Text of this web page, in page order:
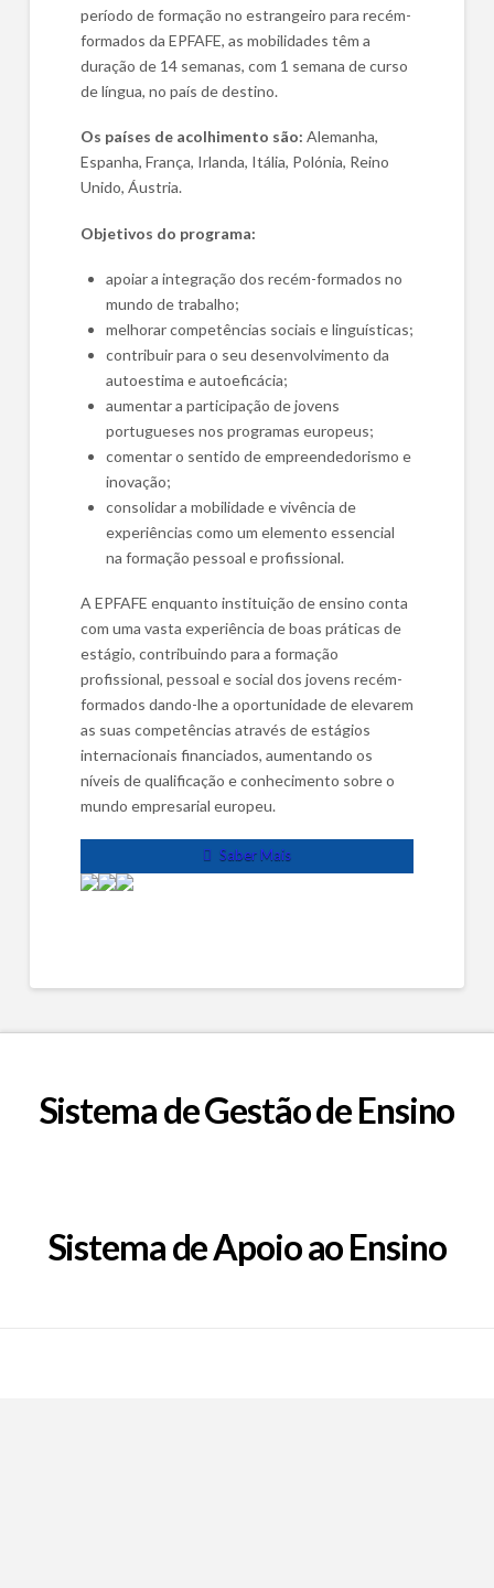
período de formação no estrangeiro para recém-
formados da EPFAFE, as mobilidades têm a
duração de 14 semanas, com 1 semana de curso
de língua, no país de destino.
Os países de acolhimento são: Alemanha,
Espanha, França, Irlanda, Itália, Polónia, Reino
Unido, Áustria.
Objetivos do programa:
apoiar a integração dos recém-formados no
mundo de trabalho;
melhorar competências sociais e linguísticas;
contribuir para o seu desenvolvimento da
autoestima e autoeficácia;
aumentar a participação de jovens
portugueses nos programas europeus;
comentar o sentido de empreendedorismo e
inovação;
consolidar a mobilidade e vivência de
experiências como um elemento essencial
na formação pessoal e profissional.
A EPFAFE enquanto instituição de ensino conta
com uma vasta experiência de boas práticas de
estágio, contribuindo para a formação
profissional, pessoal e social dos jovens recém-
formados dando-lhe a oportunidade de elevarem
as suas competências através de estágios
internacionais financiados, aumentando os
níveis de qualificação e conhecimento sobre o
mundo empresarial europeu.
Saber Mais
Sistema de Gestão de Ensino
Sistema de Apoio ao Ensino